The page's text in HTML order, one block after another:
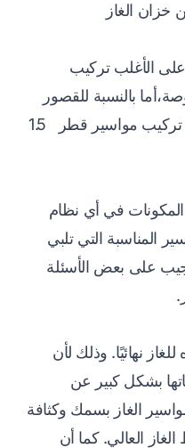
خزان الغاز
على الأغلب تركيب
قطر 1/2 أو 3/4 أو 1 بوصة،أما بالنسبة للقصور
والعمائر والفنادق والمطاعم يتم تركيب مواسير قطر 1.5
المكونات في أي نظام
المناسبة التي تلبي
على بعض الأسئلة
نهائيًا. وذلك لأن
بشكل كبير عن
الغاز بسمك وكثافة
العالي. كما أن